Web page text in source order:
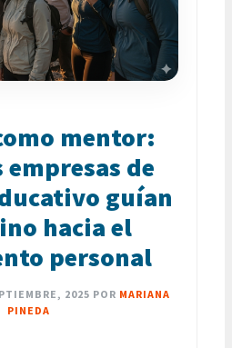
mentor:
empresas de
guían
hacia el
personal
2025 POR MARIANA
PINEDA